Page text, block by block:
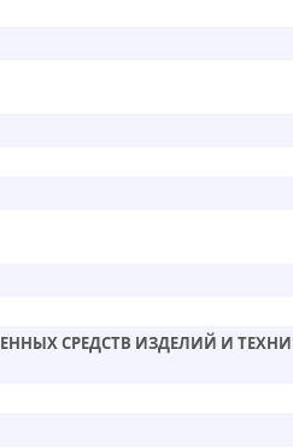
СРЕДСТВ ИЗДЕЛИЙ И